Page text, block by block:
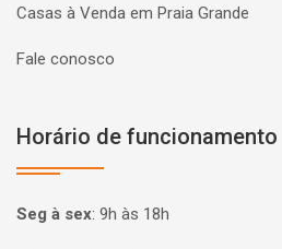
Casas à Venda em Praia Grande
Fale conosco
Horário de funcionamento
Seg à sex: 9h às 18h